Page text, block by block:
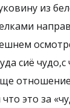
из
сиё чудо,с
это за